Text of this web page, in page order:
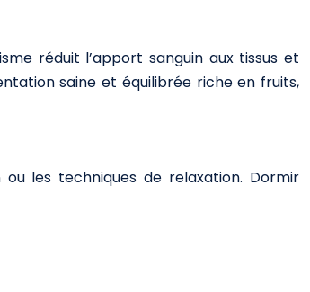
réduit l’apport sanguin aux tissus et
saine et équilibrée riche en fruits,
les techniques de relaxation. Dormir